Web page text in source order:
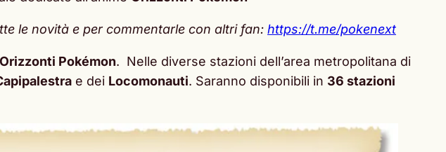
le novità e per commentarle con altri fan: https://t.me/pokenext
Orizzonti Pokémon. Nelle diverse stazioni dell’area metropolitana di
e dei Locomonauti. Saranno disponibili in 36 stazioni